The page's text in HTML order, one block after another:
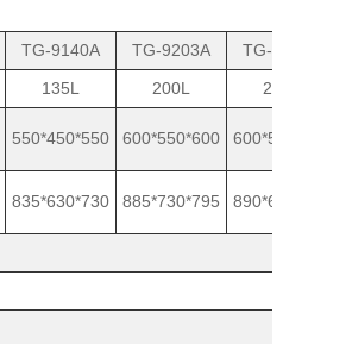
TG-9140A TG-9203A
TG-9240A
135L 200L
225L
550*450*550 600*550*600 600*500*750
835*630*730 885*730*795 890*685*930